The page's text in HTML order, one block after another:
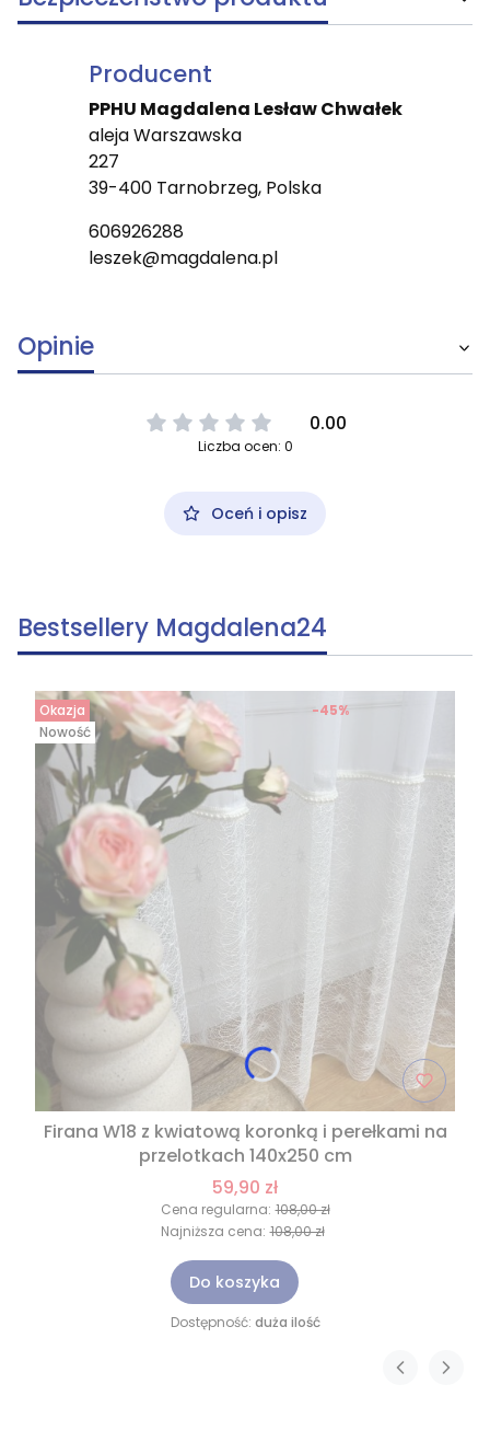
Producent
PPHU Magdalena Lesław Chwałek
aleja Warszawska
227
39-400 Tarnobrzeg, Polska
606926288
leszek@magdalena.pl
Opinie
0.00
Liczba ocen: 0
Oceń i opisz
Bestsellery Magdalena24
Okazja
Nowość
Firana W18 z kwiatową koronką i perełkami na
przelotkach 140x250 cm
59,90 zł
Cena regularna: 108,00 zł
-45%
Najniższa cena: 108,00 zł
Do koszyka
Dostępność: duża ilość